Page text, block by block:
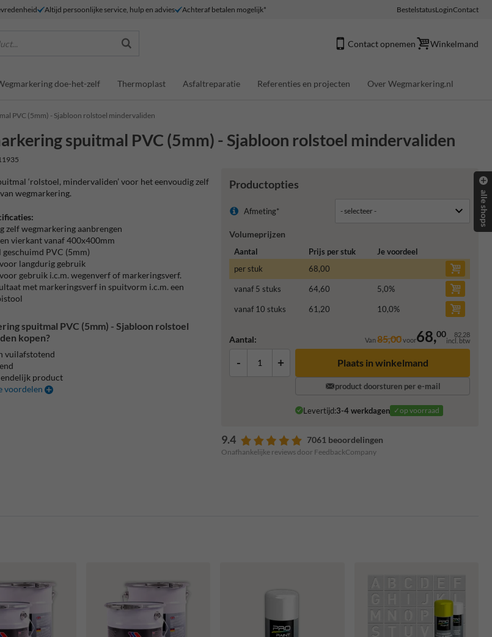
Altijd persoonlijke service, hulp en advies Achteraf betalen mogelijk* BestelstatusLoginContact
Contact opnemen Winkelmand
doe-het-zelf Thermoplast Asfaltreparatie Referenties en projecten Over Wegmarkering.nl
PVC (5mm) - Sjabloon rolstoel mindervaliden
spuitmal PVC (5mm) - Sjabloon rolstoel mindervaliden
Productopties
Afmeting*
Volumeprijzen
Aantal Prijs per stuk
Je voordeel
per stuk
68,00
vanaf 5 stuks 64,60 5,0%
vanaf 10 stuks 61,20 10,0%
Aantal: Van85,00voor68,00 82,28
incl. btw
- + Plaats in winkelmand
product doorsturen per e-mail
Levertijd:3-4 werkdagen ✓op voorraad
9.4 7061 beoordelingen
Onafhankelijke reviews door FeedbackCompany
‘rolstoel, mindervaliden’ voor het eenvoudig zelf
wegmarkering.
zelf wegmarkering aanbrengen
vierkant vanaf 400x400mm
PVC (5mm)
langdurig gebruik
gebruik i.c.m. wegenverf of markeringsverf.
met markeringsverf in spuitvorm i.c.m. een
spuitmal PVC (5mm) - Sjabloon rolstoel
kopen?
vuilafstotend
product
voordelen
alle shops